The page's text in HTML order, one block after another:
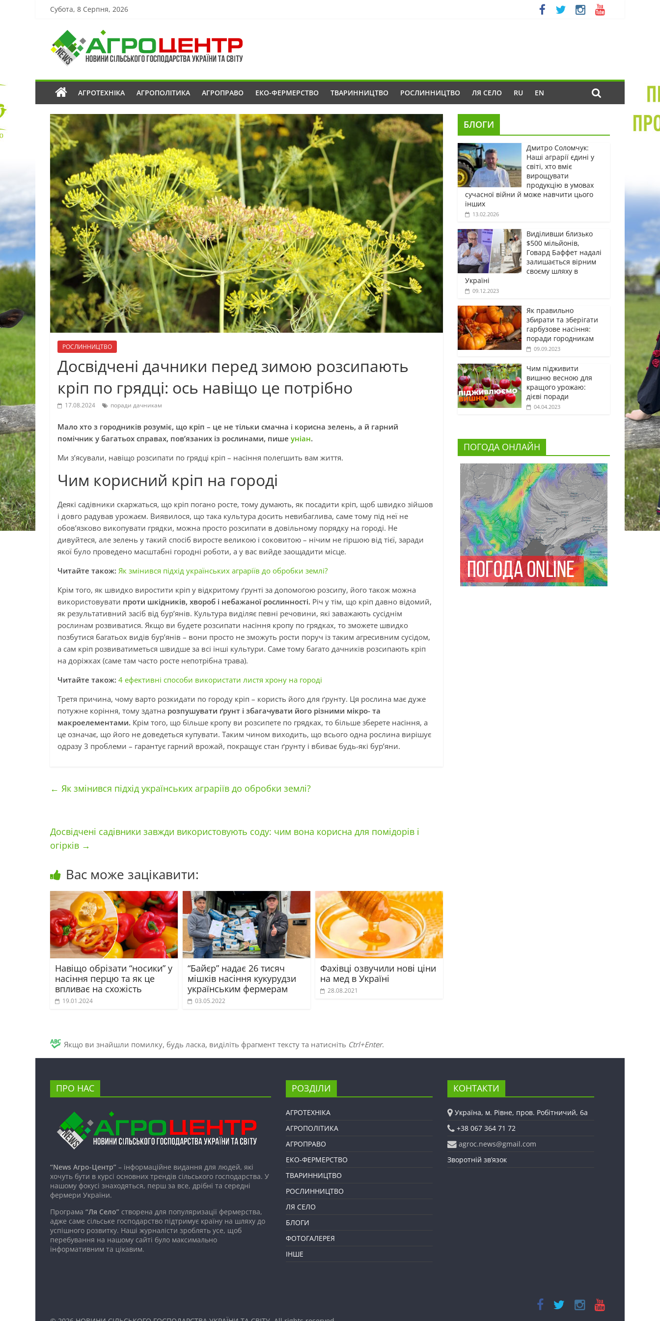
Субота, 8 Серпня, 2026
АГРОТЕХНІКА АГРОПОЛІТИКА АГРОПРАВО ЕКО-ФЕРМЕРСТВО ТВАРИННИЦТВО РОСЛИННИЦТВО ЛЯ СЕЛО RU EN
РОСЛИННИЦТВО
Досвідчені дачники перед зимою розсипають
кріп по грядці: ось навіщо це потрібно
17.08.2024 поради дачникам
Мало хто з городників розуміє, що кріп – це не тільки смачна і корисна зелень, а й гарний
помічник у багатьох справах, пов’язаних із рослинами, пише уніан.
Ми з’ясували, навіщо розсипати по грядці кріп – насіння полегшить вам життя.
Чим корисний кріп на городі
Деякі садівники скаржаться, що кріп погано росте, тому думають, як посадити кріп, щоб швидко зійшов
і довго радував урожаєм. Виявилося, що така культура досить невибаглива, саме тому під неї не
обов’язково викопувати грядки, можна просто розсипати в довільному порядку на городі. Не
дивуйтеся, але зелень у такий спосіб виросте великою і соковитою – нічим не гіршою від тієї, заради
якої було проведено масштабні городні роботи, а у вас вийде заощадити місце.
Читайте також: Як змінився підхід українських аграріїв до обробки землі?
Крім того, як швидко виростити кріп у відкритому ґрунті за допомогою розсипу, його також можна
використовувати проти шкідників, хвороб і небажаної рослинності. Річ у тім, що кріп давно відомий,
як результативний засіб від бур’янів. Культура виділяє певні речовини, які заважають сусіднім
рослинам розвиватися. Якщо ви будете розсипати насіння кропу по грядках, то зможете швидко
позбутися багатьох видів бур’янів – вони просто не зможуть рости поруч із таким агресивним сусідом,
а сам кріп розвиватиметься швидше за всі інші культури. Саме тому багато дачників розсипають кріп
на доріжках (саме там часто росте непотрібна трава).
Читайте також: 4 ефективні способи використати листя хрону на городі
Третя причина, чому варто розкидати по городу кріп – користь його для ґрунту. Ця рослина має дуже
потужне коріння, тому здатна розпушувати ґрунт і збагачувати його різними мікро- та
макроелементами. Крім того, що більше кропу ви розсипете по грядках, то більше зберете насіння, а
це означає, що його не доведеться купувати. Таким чином виходить, що всього одна рослина вирішує
одразу 3 проблеми – гарантує гарний врожай, покращує стан ґрунту і вбиває будь-які бур’яни.
← Як змінився підхід українських аграріїв до обробки землі?
Досвідчені садівники завжди використовують соду: чим вона корисна для помідорів і
огірків →
Вас може зацікавити:
Навіщо обрізати “носики” у
насіння перцю та як це
впливає на схожість
19.01.2024
“Байєр” надає 26 тисяч
мішків насіння кукурудзи
українським фермерам
03.05.2022
Фахівці озвучили нові ціни
на мед в Україні
28.08.2021
БЛОГИ
Дмитро Соломчук:
Наші аграрії єдині у
світі, хто вміє
вирощувати
продукцію в умовах
сучасної війни й може навчити цього
інших
13.02.2026
Виділивши близько
$500 мільйонів,
Говард Баффет надалі
залишається вірним
своєму шляху в
Україні
09.12.2023
Як правильно
збирати та зберігати
гарбузове насіння:
поради городникам
09.09.2023
Чим підживити
вишню весною для
кращого урожаю:
дієві поради
04.04.2023
ПОГОДА ОНЛАЙН
Якщо ви знайшли помилку, будь ласка, виділіть фрагмент тексту та натисніть Ctrl+Enter.
ПРО НАС
“News Агро-Центр” – інформаційне видання для людей, які
хочуть бути в курсі основних трендів сільського господарства. У
нашому фокусі знаходяться, перш за все, дрібні та середні
фермери України.
Програма “Ля Село” створена для популяризації фермерства,
адже саме сільське господарство підтримує країну на шляху до
успішного розвитку. Наші журналісти зроблять усе, щоб
перебування на нашому сайті було максимально
інформативним та цікавим.
РОЗДІЛИ
АГРОТЕХНІКА
АГРОПОЛІТИКА
АГРОПРАВО
ЕКО-ФЕРМЕРСТВО
ТВАРИННИЦТВО
РОСЛИННИЦТВО
ЛЯ СЕЛО
БЛОГИ
ФОТОГАЛЕРЕЯ
ІНШЕ
КОНТАКТИ
Україна, м. Рівне, пров. Робітничий, 6а
+38 067 364 71 72
agroc.news@gmail.com
Зворотній зв’язок